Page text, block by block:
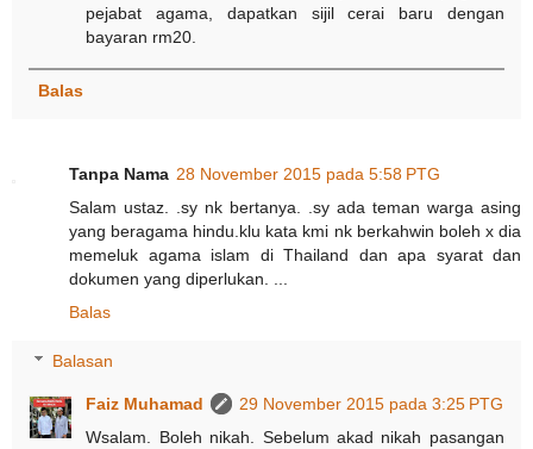
pejabat agama, dapatkan sijil cerai baru dengan
bayaran rm20.
Balas
Tanpa Nama 28 November 2015 pada 5:58 PTG
Salam ustaz. .sy nk bertanya. .sy ada teman warga asing
yang beragama hindu.klu kata kmi nk berkahwin boleh x dia
memeluk agama islam di Thailand dan apa syarat dan
dokumen yang diperlukan. ...
Balas
Balasan
Faiz Muhamad
29 November 2015 pada 3:25 PTG
Wsalam. Boleh nikah. Sebelum akad nikah pasangan